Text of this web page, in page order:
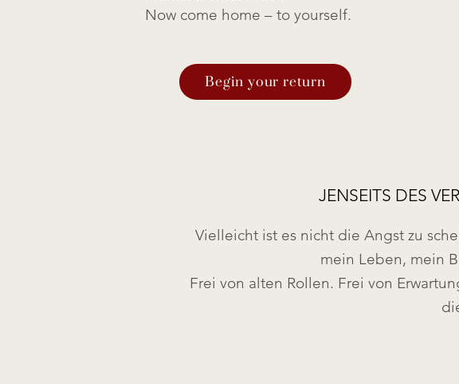
Now come home – to yourself.
Begin your return
JENSEITS DES
Vielleicht ist es nicht die Angst zu
mein Leben, mein
Frei von alten Rollen. Frei von